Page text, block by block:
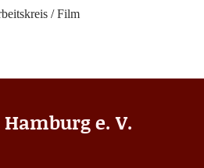
Film
e. V.